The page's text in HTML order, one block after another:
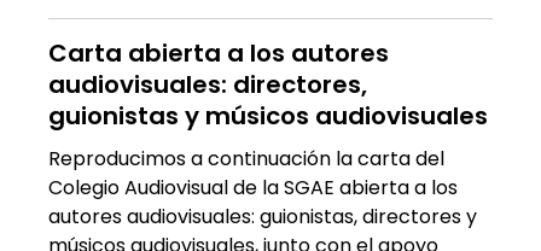
Carta abierta a los autores
audiovisuales: directores,
guionistas y músicos audiovisuales
Reproducimos a continuación la carta del
Colegio Audiovisual de la SGAE abierta a los
autores audiovisuales: guionistas, directores y
músicos audiovisuales, junto con el apoyo